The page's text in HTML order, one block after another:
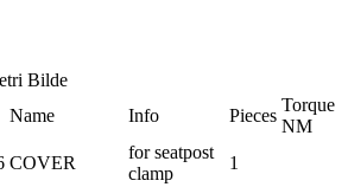
Name Info Pieces
Torque
NM
COVER
for seatpost
clamp
1